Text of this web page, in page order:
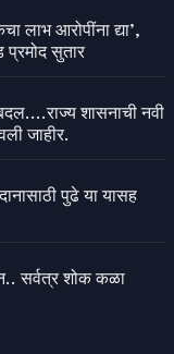
लाभ आरोपींना द्या’,
प्रमोद सुतार
शासनाची नवी
जाहीर.
पुढे या यासह
सर्वत्र शोक कळा